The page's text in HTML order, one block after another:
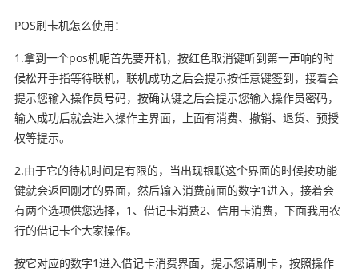
POS刷卡机怎么使用：
1.拿到一个pos机呢首先要开机，按红色取消键听到第一声响的时
候松开手指等待联机，联机成功之后会提示按任意键签到，接着会
提示您输入操作员号码，按确认键之后会提示您输入操作员密码，
输入成功后就会进入操作主界面，上面有消费、撤销、退货、预授
权等提示。
2.由于它的待机时间是有限的，当出现银联这个界面的时候按功能
键就会返回刚才的界面，然后输入消费前面的数字1进入，接着会
有两个选项供您选择，1、借记卡消费2、信用卡消费，下面我用农
行的借记卡个大家操作。
按它对应的数字1进入借记卡消费界面，提示您请刷卡，按照操作